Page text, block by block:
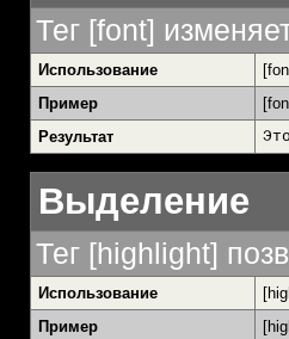
Тег [font]
Использование
Пример
Результат
Выделение
Тег [highlight]
Использование
Пример